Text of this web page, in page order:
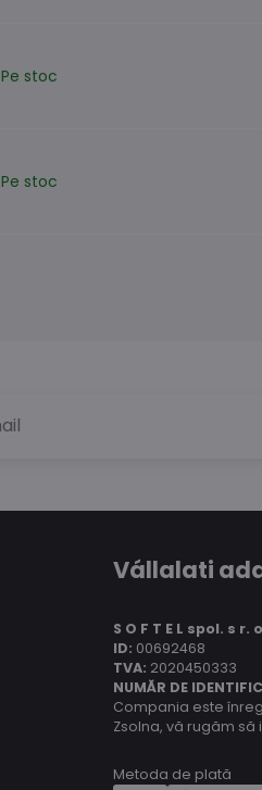
Pe stoc
Pe stoc
Vállalati
S O F T E L spol. s r.
ID: 00692468
TVA: 2020450333
NUMĂR DE
Compania este
Zsolna, vă rugăm să
Metoda de plată